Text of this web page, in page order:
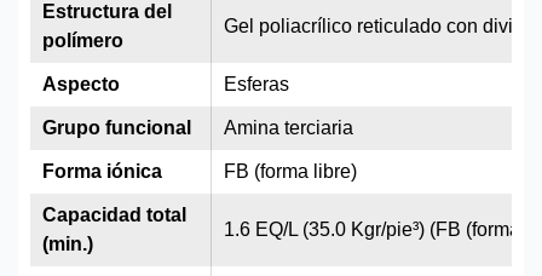
Gel poliacrílico reticulado con
Esferas
Amina terciaria
FB (forma libre)
1.6 EQ/L (35.0 Kgr/pie³) (FB (forma
Estructura del
polímero
Aspecto
Grupo funcional
Forma iónica
Capacidad total
(min.)